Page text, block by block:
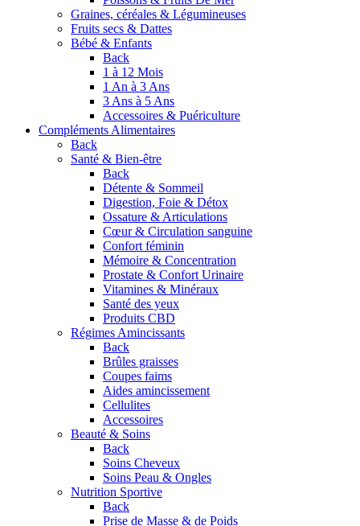
Graines, céréales & Légumineuses
Fruits secs & Dattes
Bébé & Enfants
Back
1 à 12 Mois
1 An à 3 Ans
3 Ans à 5 Ans
Accessoires & Puériculture
Compléments Alimentaires
Back
Santé & Bien-être
Back
Détente & Sommeil
Digestion, Foie & Détox
Ossature & Articulations
Cœur & Circulation sanguine
Confort féminin
Mémoire & Concentration
Prostate & Confort Urinaire
Vitamines & Minéraux
Santé des yeux
Produits CBD
Régimes Amincissants
Back
Brûles graisses
Coupes faims
Aides amincissement
Cellulites
Accessoires
Beauté & Soins
Back
Soins Cheveux
Soins Peau & Ongles
Nutrition Sportive
Back
Prise de Masse & de Poids